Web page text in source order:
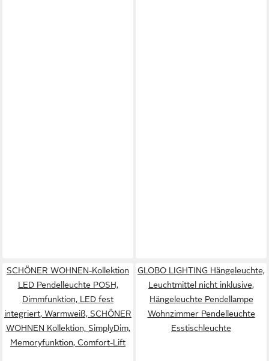
SCHÖNER WOHNEN-Kollektion
LED Pendelleuchte POSH,
Dimmfunktion, LED fest
integriert, Warmweiß, SCHÖNER
WOHNEN Kollektion, SimplyDim,
Memoryfunktion, Comfort-Lift
GLOBO LIGHTING Hängeleuchte,
Leuchtmittel nicht inklusive,
Hängeleuchte Pendellampe
Wohnzimmer Pendelleuchte
Esstischleuchte